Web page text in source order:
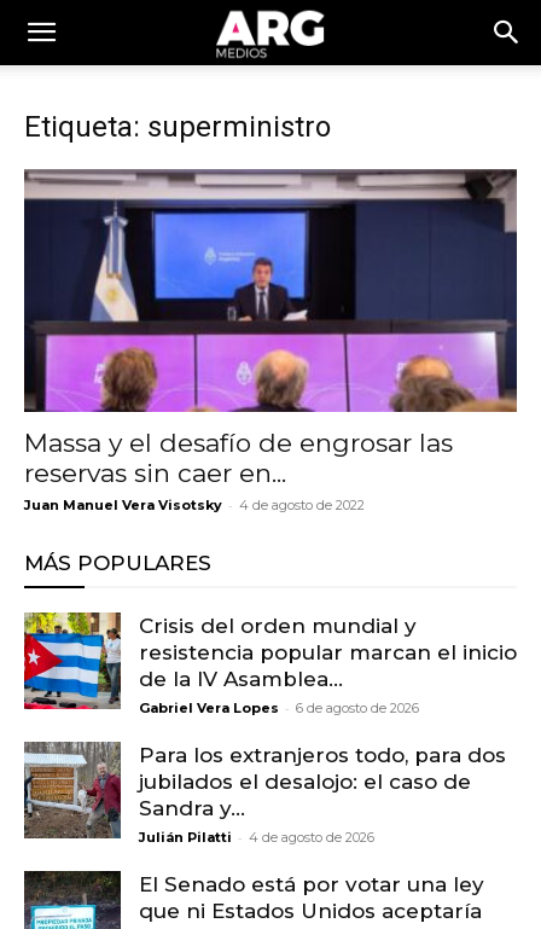
Etiqueta: superministro
Massa y el desafío de engrosar las
reservas sin caer en...
Juan Manuel Vera Visotsky - 4 de agosto de 2022
MÁS POPULARES
Crisis del orden mundial y
resistencia popular marcan el inicio
de la IV Asamblea...
Gabriel Vera Lopes - 6 de agosto de 2026
Para los extranjeros todo, para dos
jubilados el desalojo: el caso de
Sandra y...
Julián Pilatti - 4 de agosto de 2026
El Senado está por votar una ley
que ni Estados Unidos aceptaría